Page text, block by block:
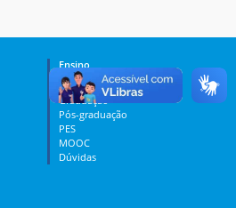
Ensino
Curso Técnico
Graduação
Pós-graduação
PES
MOOC
Dúvidas